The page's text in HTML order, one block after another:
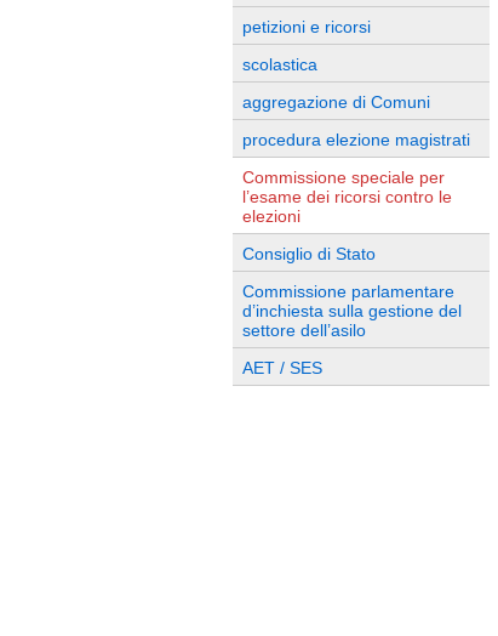
petizioni e ricorsi
scolastica
aggregazione di Comuni
procedura elezione magistrati
Commissione speciale per
l’esame dei ricorsi contro le
elezioni
Consiglio di Stato
Commissione parlamentare
d’inchiesta sulla gestione del
settore dell’asilo
AET / SES